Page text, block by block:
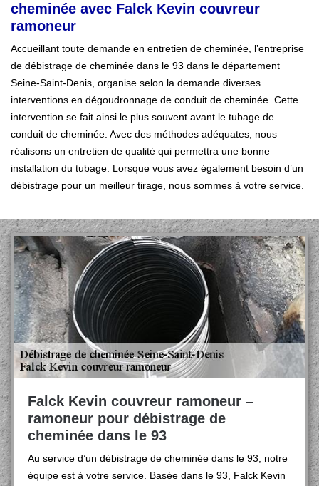
cheminée avec Falck Kevin couvreur
ramoneur
Accueillant toute demande en entretien de cheminée, l’entreprise
de débistrage de cheminée dans le 93 dans le département
Seine-Saint-Denis, organise selon la demande diverses
interventions en dégoudronnage de conduit de cheminée. Cette
intervention se fait ainsi le plus souvent avant le tubage de
conduit de cheminée. Avec des méthodes adéquates, nous
réalisons un entretien de qualité qui permettra une bonne
installation du tubage. Lorsque vous avez également besoin d’un
débistrage pour un meilleur tirage, nous sommes à votre service.
Falck Kevin couvreur ramoneur –
ramoneur pour débistrage de
cheminée dans le 93
Au service d’un débistrage de cheminée dans le 93, notre
équipe est à votre service. Basée dans le 93, Falck Kevin